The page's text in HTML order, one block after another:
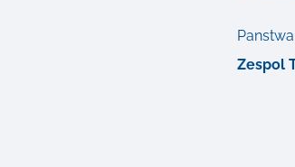
Panstwa
Zespol